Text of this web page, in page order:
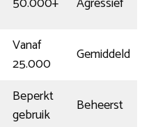
Vanaf
25.000
Gemiddeld
Beperkt
gebruik
Beheerst